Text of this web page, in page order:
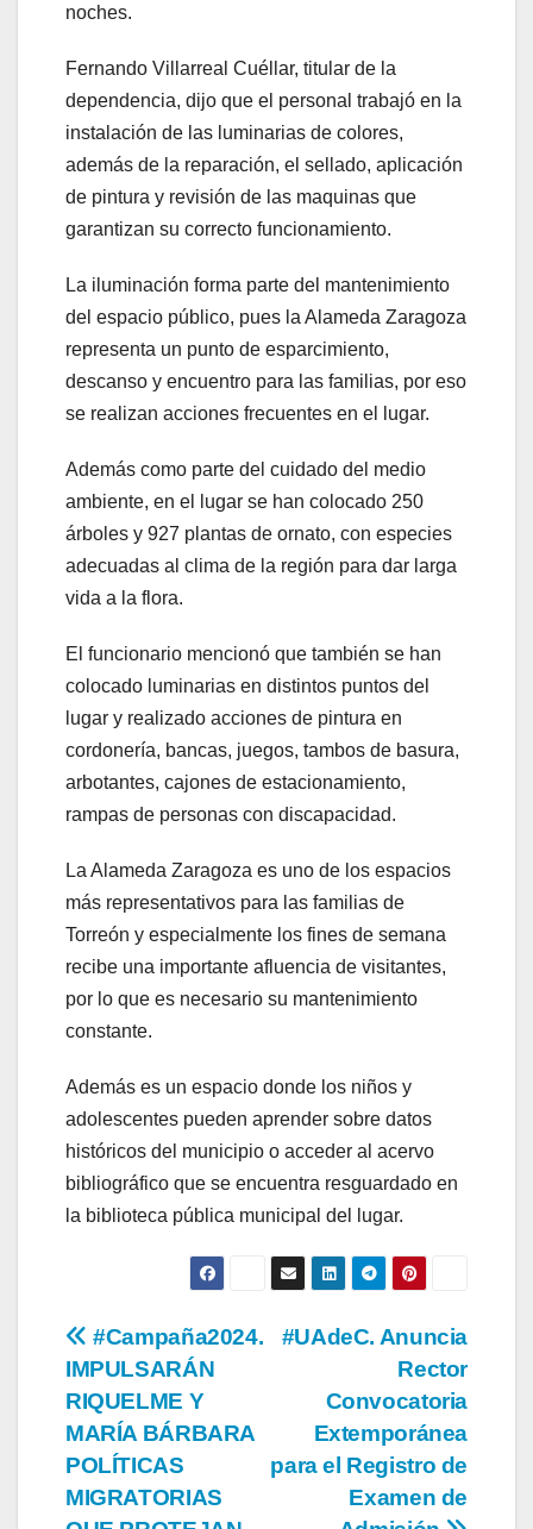
noches.
Fernando Villarreal Cuéllar, titular de la
dependencia, dijo que el personal trabajó en la
instalación de las luminarias de colores,
además de la reparación, el sellado, aplicación
de pintura y revisión de las maquinas que
garantizan su correcto funcionamiento.
La iluminación forma parte del mantenimiento
del espacio público, pues la Alameda Zaragoza
representa un punto de esparcimiento,
descanso y encuentro para las familias, por eso
se realizan acciones frecuentes en el lugar.
Además como parte del cuidado del medio
ambiente, en el lugar se han colocado 250
árboles y 927 plantas de ornato, con especies
adecuadas al clima de la región para dar larga
vida a la flora.
El funcionario mencionó que también se han
colocado luminarias en distintos puntos del
lugar y realizado acciones de pintura en
cordonería, bancas, juegos, tambos de basura,
arbotantes, cajones de estacionamiento,
rampas de personas con discapacidad.
La Alameda Zaragoza es uno de los espacios
más representativos para las familias de
Torreón y especialmente los fines de semana
recibe una importante afluencia de visitantes,
por lo que es necesario su mantenimiento
constante.
Además es un espacio donde los niños y
adolescentes pueden aprender sobre datos
históricos del municipio o acceder al acervo
bibliográfico que se encuentra resguardado en
la biblioteca pública municipal del lugar.
Navegación
de
entradas
#UAdeC. Anuncia
Rector
Convocatoria
Extemporánea
para el Registro de
Examen de
#Campaña2024.
IMPULSARÁN
RIQUELME Y
MARÍA BÁRBARA
POLÍTICAS
MIGRATORIAS